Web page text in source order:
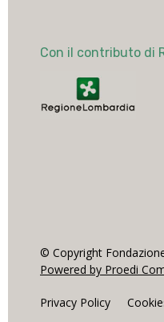
Con il contributo di
© Copyright
Powered by Proedi
Privacy Policy